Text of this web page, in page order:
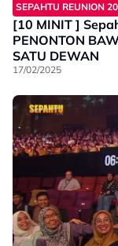
SEPAHTU REUNION
[10 MINIT ]
PENONTON
SATU DEWAN
17/02/2025